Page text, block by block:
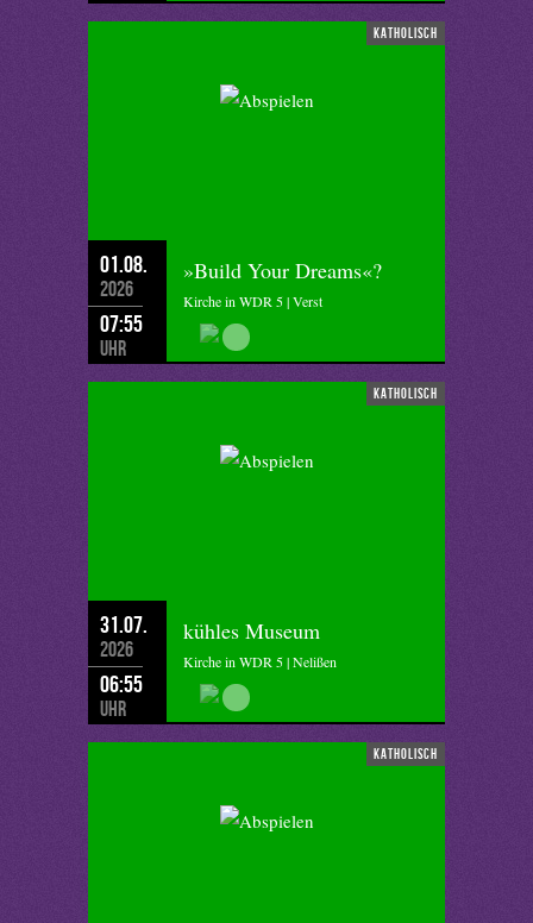
katholisch
01.08.
2026
07:55
Uhr
»Build Your Dreams«?
Kirche in WDR 5 | Verst
katholisch
31.07.
2026
06:55
Uhr
kühles Museum
Kirche in WDR 5 | Nelißen
katholisch